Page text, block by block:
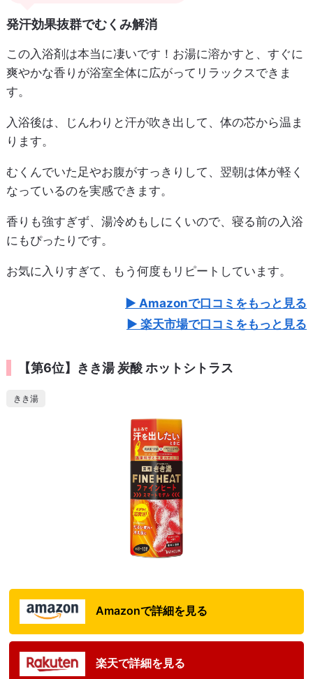
発汗効果抜群でむくみ解消
この入浴剤は本当に凄いです！お湯に溶かすと、すぐに
爽やかな香りが浴室全体に広がってリラックスできま
す。
入浴後は、じんわりと汗が吹き出して、体の芯から温ま
ります。
むくんでいた足やお腹がすっきりして、翌朝は体が軽く
なっているのを実感できます。
香りも強すぎず、湯冷めもしにくいので、寝る前の入浴
にもぴったりです。
お気に入りすぎて、もう何度もリピートしています。
Amazonで口コミをもっと見る
楽天市場で口コミをもっと見る
【第6位】きき湯 炭酸 ホットシトラス
きき湯
Amazonで詳細を見る
楽天で詳細を見る